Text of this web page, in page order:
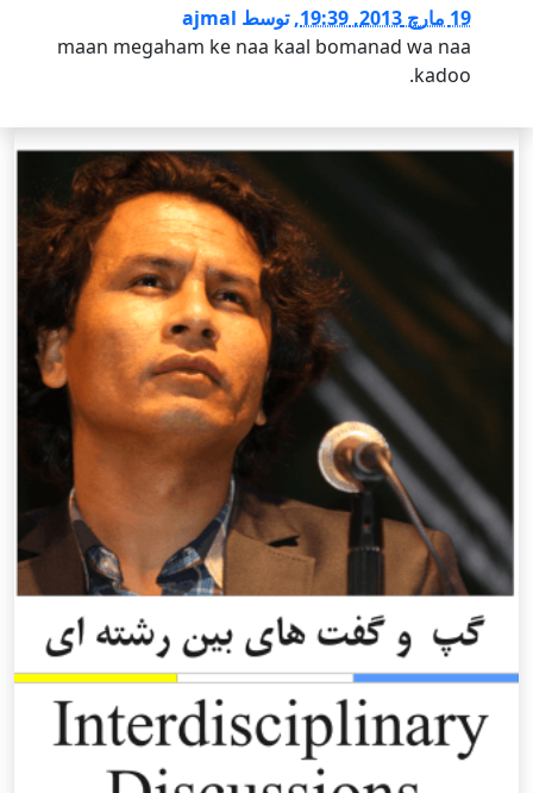
19 مارچ 2013, 19:39 ,توسط ajmal
maan megaham ke naa kaal bomanad wa naa
kadoo.